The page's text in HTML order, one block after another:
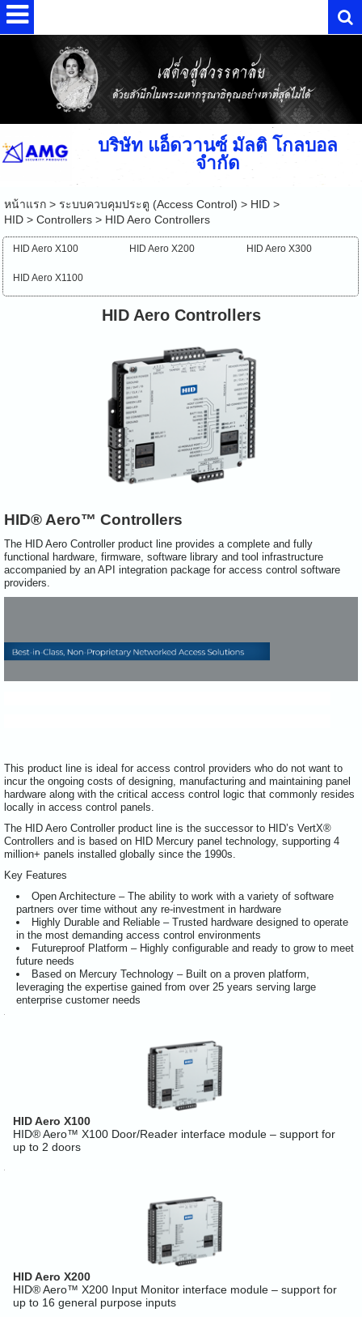
บริษัท แอ็ดวานซ์ มัลติ โกลบอล
จำกัด
หน้าแรก> ระบบควบคุมประตู (Access Control) > HID>
HID > Controllers> HID Aero Controllers
HID Aero X100 HID Aero X200 HID Aero X300
HID Aero X1100
HID Aero Controllers
HID® Aero™ Controllers
The HID Aero Controller product line provides a complete and fully
functional hardware, firmware, software library and tool infrastructure
accompanied by an API integration package for access control software
providers.
This product line is ideal for access control providers who do not want to
incur the ongoing costs of designing, manufacturing and maintaining panel
hardware along with the critical access control logic that commonly resides
locally in access control panels.
The HID Aero Controller product line is the successor to HID’s VertX®
Controllers and is based on HID Mercury panel technology, supporting 4
million+ panels installed globally since the 1990s.
Key Features
Open Architecture – The ability to work with a variety of software
partners over time without any re-investment in hardware
Highly Durable and Reliable – Trusted hardware designed to operate
in the most demanding access control environments
Futureproof Platform – Highly configurable and ready to grow to meet
future needs
Based on Mercury Technology – Built on a proven platform,
leveraging the expertise gained from over 25 years serving large
enterprise customer needs
HID Aero X100
HID® Aero™ X100 Door/Reader interface module – support for
up to 2 doors
HID Aero X200
HID® Aero™ X200 Input Monitor interface module – support for
up to 16 general purpose inputs